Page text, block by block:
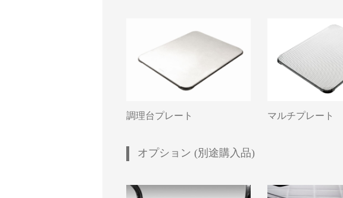
調理台プレート マルチプレート
オプション (別途購入品)